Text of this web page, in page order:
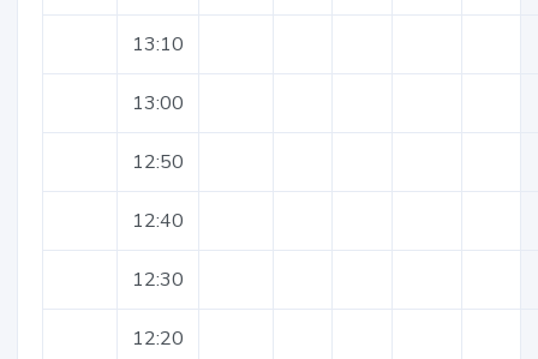
13:10
13:00
12:50
12:40
12:30
12:20